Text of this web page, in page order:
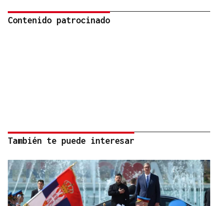
Contenido patrocinado
También te puede interesar